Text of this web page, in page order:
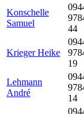
Konschelle
Samuel
44
Krieger Heike
19
Lehmann
André
14